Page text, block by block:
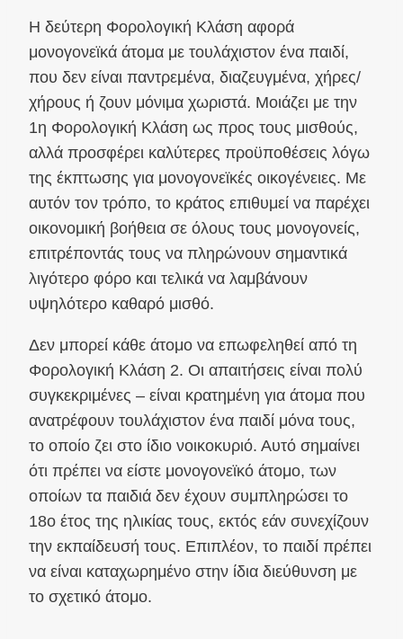
Η δεύτερη Φορολογική Κλάση αφορά
μονογονεϊκά άτομα με τουλάχιστον ένα παιδί,
που δεν είναι παντρεμένα, διαζευγμένα, χήρες/
χήρους ή ζουν μόνιμα χωριστά. Μοιάζει με την
1η Φορολογική Κλάση ως προς τους μισθούς,
αλλά προσφέρει καλύτερες προϋποθέσεις λόγω
της έκπτωσης για μονογονεϊκές οικογένειες. Με
αυτόν τον τρόπο, το κράτος επιθυμεί να παρέχει
οικονομική βοήθεια σε όλους τους μονογονείς,
επιτρέποντάς τους να πληρώνουν σημαντικά
λιγότερο φόρο και τελικά να λαμβάνουν
υψηλότερο καθαρό μισθό.
Δεν μπορεί κάθε άτομο να επωφεληθεί από τη
Φορολογική Κλάση 2. Οι απαιτήσεις είναι πολύ
συγκεκριμένες – είναι κρατημένη για άτομα που
ανατρέφουν τουλάχιστον ένα παιδί μόνα τους,
το οποίο ζει στο ίδιο νοικοκυριό. Αυτό σημαίνει
ότι πρέπει να είστε μονογονεϊκό άτομο, των
οποίων τα παιδιά δεν έχουν συμπληρώσει το
18ο έτος της ηλικίας τους, εκτός εάν συνεχίζουν
την εκπαίδευσή τους. Επιπλέον, το παιδί πρέπει
να είναι καταχωρημένο στην ίδια διεύθυνση με
το σχετικό άτομο.